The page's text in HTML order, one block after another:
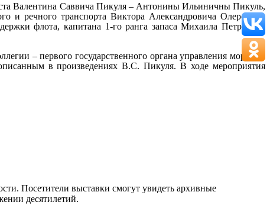
Валентина Саввича Пикуля – Антонины Ильиничны Пикуль,
и речного транспорта Виктора Александровича Олерского,
флота, капитана 1-го ранга запаса Михаила Петровича
– первого государственного органа управления морским
в произведениях В.С. Пикуля. В ходе мероприятия
Посетители выставки смогут увидеть архивные
десятилетий.